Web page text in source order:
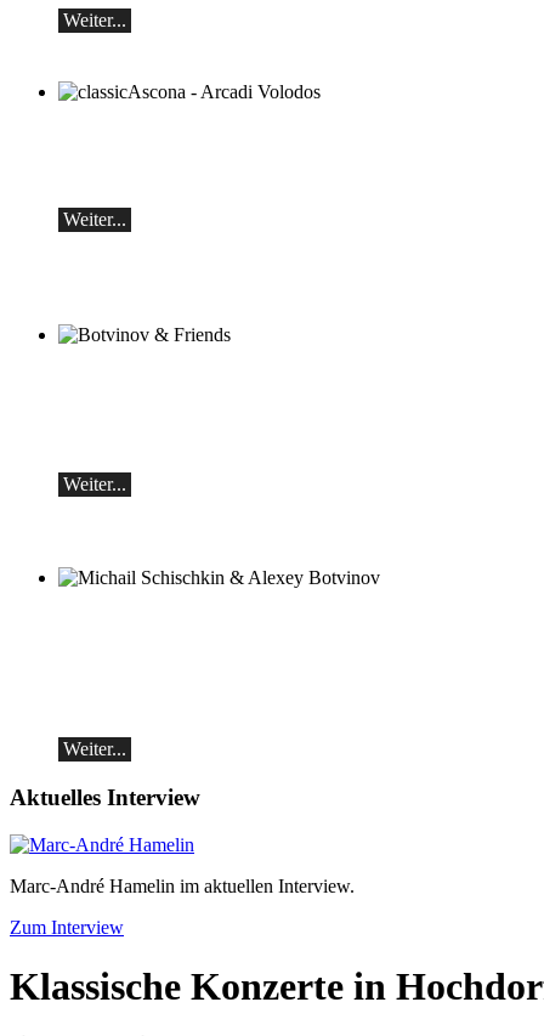
Weiter...
Weiter...
Weiter...
Weiter...
Aktuelles Interview
Marc-André Hamelin im aktuellen Interview.
Zum Interview
Klassische Konzerte in